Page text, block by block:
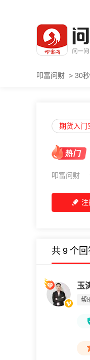
叩富问财 > 30
期货入门
叩富问财
共 9 个回
玉
帮